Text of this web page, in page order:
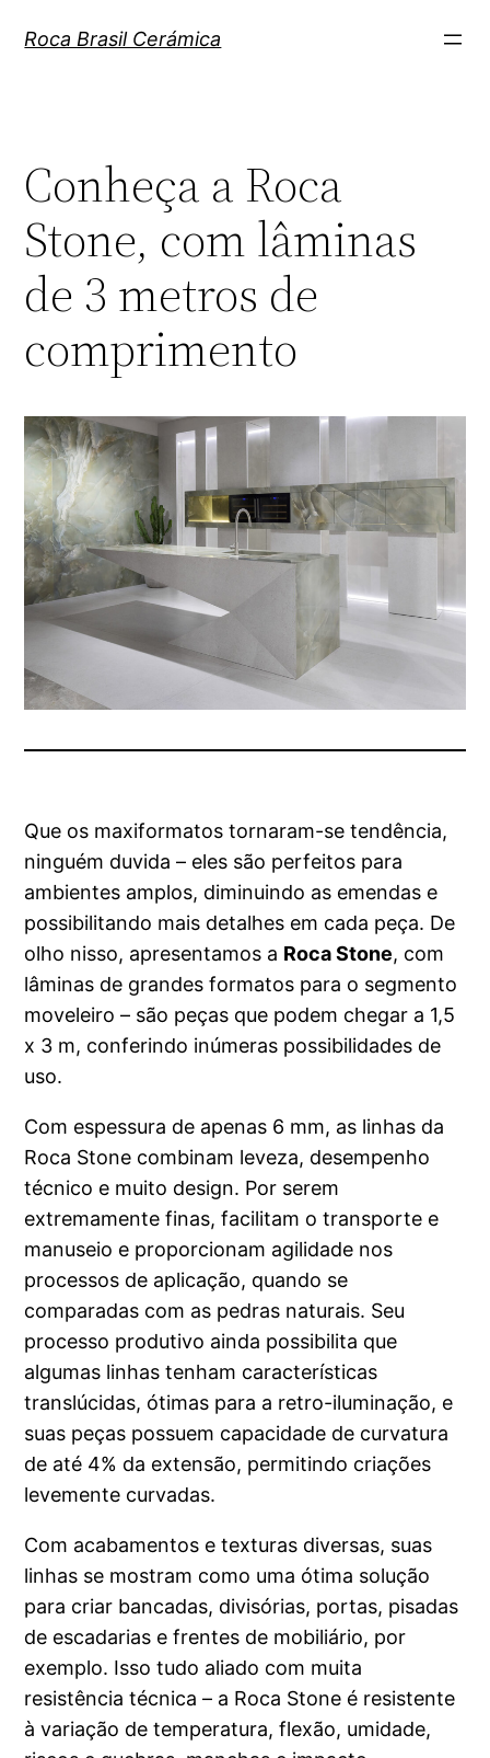
paraRoca Brasil Cerámica
Conheça a Roca
Stone, com lâminas
de 3 metros de
comprimento
Que os maxiformatos tornaram-se tendência,
ninguém duvida – eles são perfeitos para
ambientes amplos, diminuindo as emendas e
possibilitando mais detalhes em cada peça. De
olho nisso, apresentamos a Roca Stone, com
lâminas de grandes formatos para o segmento
moveleiro – são peças que podem chegar a 1,5
x 3 m, conferindo inúmeras possibilidades de
uso.
Com espessura de apenas 6 mm, as linhas da
Roca Stone combinam leveza, desempenho
técnico e muito design. Por serem
extremamente finas, facilitam o transporte e
manuseio e proporcionam agilidade nos
processos de aplicação, quando se
comparadas com as pedras naturais. Seu
processo produtivo ainda possibilita que
algumas linhas tenham características
translúcidas, ótimas para a retro-iluminação, e
suas peças possuem capacidade de curvatura
de até 4% da extensão, permitindo criações
levemente curvadas.
Com acabamentos e texturas diversas, suas
linhas se mostram como uma ótima solução
para criar bancadas, divisórias, portas, pisadas
de escadarias e frentes de mobiliário, por
exemplo. Isso tudo aliado com muita
resistência técnica – a Roca Stone é resistente
à variação de temperatura, flexão, umidade,